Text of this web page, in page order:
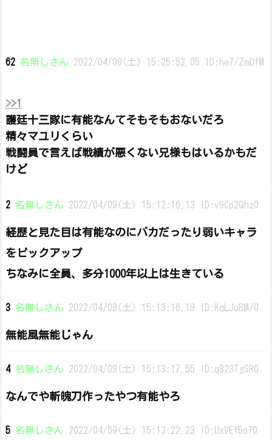
62 名無しさん 2022/04/09(土) 15:25:52.05 ID:he7/ZmDfM
>>1
護廷十三隊に有能なんてそもそもおないだろ
精々マユリくらい
戦闘員で言えば戦績が悪くない兄様もはいるかもだ
けど
2 名無しさん 2022/04/09(土) 15:12:16.13 ID:v9Cp2Qhz0
経歴と見た目は有能なのにバカだったり弱いキャラ
をピックアップ
ちなみに全員、多分1000年以上は生きている
3 名無しさん 2022/04/09(土) 15:13:16.19 ID:KqLJoBM/0
無能風無能じゃん
4 名無しさん 2022/04/09(土) 15:13:17.55 ID:q823TgSR0
なんでや斬魄刀作ったやつ有能やろ
5 名無しさん 2022/04/09(土) 15:13:22.23 ID:UxVEf5o70